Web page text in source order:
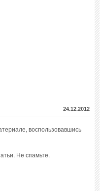
24.12.2012
воспользовавшись
Не спамьте.